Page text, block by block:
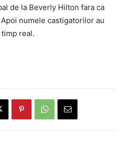
de la Beverly Hilton fara ca
numele castigatorilor au
real.